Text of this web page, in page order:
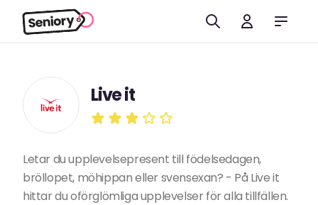
Live it
Letar du upplevelsepresent till födelsedagen,
bröllopet, möhippan eller svensexan? - På Live it
hittar du oförglömliga upplevelser för alla tillfällen.